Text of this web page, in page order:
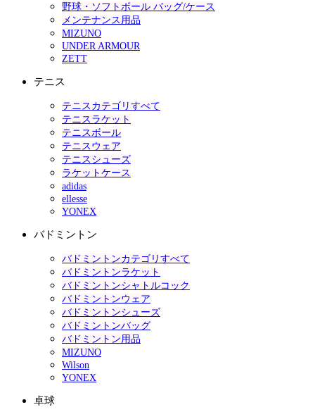
野球・ソフトボール バッグ/ケース
メンテナンス用品
MIZUNO
UNDER ARMOUR
ZETT
テニス
テニスカテゴリすべて
テニスラケット
テニスボール
テニスウェア
テニスシューズ
ラケットケース
adidas
ellesse
YONEX
バドミントン
バドミントンカテゴリすべて
バドミントンラケット
バドミントンシャトルコック
バドミントンウェア
バドミントンシューズ
バドミントンバッグ
バドミントン用品
MIZUNO
Wilson
YONEX
卓球